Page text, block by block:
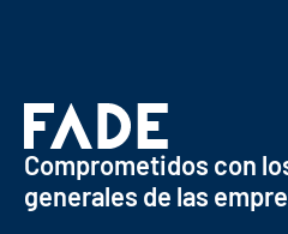
Comprometidos con
generales de las